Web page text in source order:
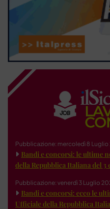
Pubblicazione: mercoledì 8
Bandi e concorsi: le ultime
della Repubblica Italiana del 3
Pubblicazione: venerdì 3 Luglio
Bandi e concorsi: ecco le
Ufficiale della Repubblica